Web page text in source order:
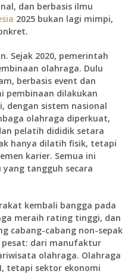
dan berbasis ilmu
2025 bukan lagi mimpi,
Sejak 2020, pemerintah
olahraga. Dulu
berbasis event dan
pembinaan dilakukan
dengan sistem nasional
olahraga diperkuat,
pelatih dididik setara
hanya dilatih fisik, tetapi
karier. Semua ini
tangguh secara
kembali bangga pada
meraih rating tinggi, dan
cabang-cabang non-sepak
dari manufaktur
olahraga. Olahraga
tetapi sektor ekonomi